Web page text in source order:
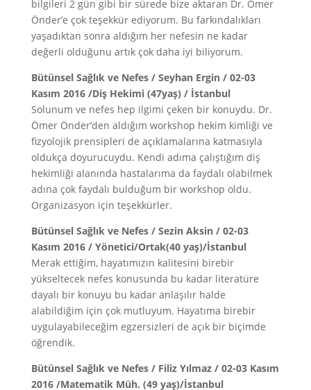
bilgileri 2 gün gibi bir sürede bize aktaran Dr. Ömer
Önder’e çok teşekkür ediyorum. Bu farkındalıkları
yaşadıktan sonra aldığım her nefesin ne kadar
değerli olduğunu artık çok daha iyi biliyorum.
Bütünsel Sağlık ve Nefes / Seyhan Ergin / 02-03
Kasım 2016 /Diş Hekimi (47yaş) / İstanbul
Solunum ve nefes hep ilgimi çeken bir konuydu. Dr.
Ömer Önder’den aldığım workshop hekim kimliği ve
fizyolojik prensipleri de açıklamalarına katmasıyla
oldukça doyurucuydu. Kendi adıma çalıştığım diş
hekimliği alanında hastalarıma da faydalı olabilmek
adına çok faydalı bulduğum bir workshop oldu.
Organizasyon için teşekkürler.
Bütünsel Sağlık ve Nefes / Sezin Aksin / 02-03
Kasım 2016 / Yönetici/Ortak(40 yaş)/İstanbul
Merak ettiğim, hayatımızın kalitesini birebir
yükseltecek nefes konusunda bu kadar literatüre
dayalı bir konuyu bu kadar anlaşılır halde
alabildiğim için çok mutluyum. Hayatıma birebir
uygulayabileceğim egzersizleri de açık bir biçimde
öğrendik.
Bütünsel Sağlık ve Nefes / Filiz Yılmaz / 02-03 Kasım
2016 /Matematik Müh. (49 yaş)/İstanbul